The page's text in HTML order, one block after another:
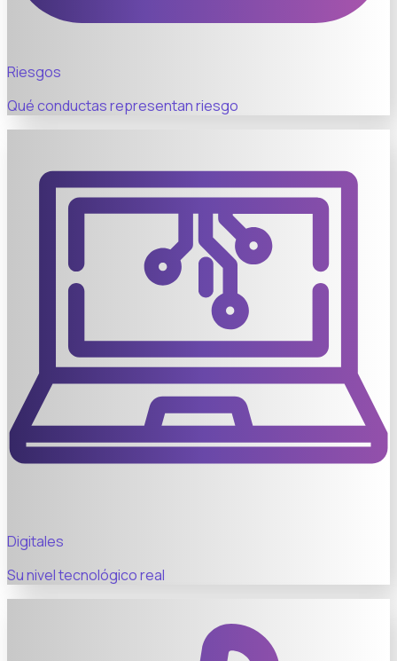
Riesgos
Qué conductas representan riesgo
Digitales
Su nivel tecnológico real